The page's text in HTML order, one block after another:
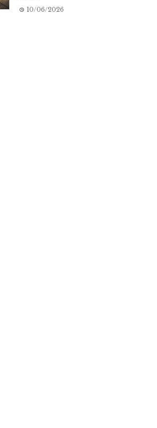
10/06/2026